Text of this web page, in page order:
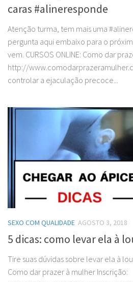
caras #alineresponde
Atenção turma, tem mais uma
pergunta aqui embaixo para o
vem. CURSOS ONLINE: Como dar
http://
controlar a ejaculação precoce...
SEXO COM QUALIDADE AGOSTO 3, 2018
5 dicas: como levar ela à
Tire suas dúvidas sobre levar ela à
Como dar prazer à mulher Inscrição: